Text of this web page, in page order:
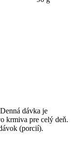
dávka je
krmiva pre celý deň.
(porcií).